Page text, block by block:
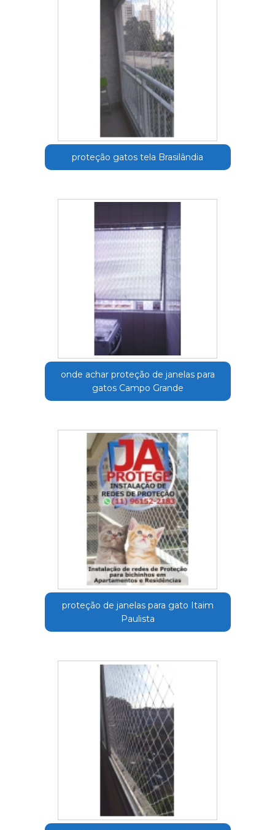
proteção gatos tela Brasilândia
onde achar proteção de janelas para
gatos Campo Grande
proteção de janelas para gato Itaim
Paulista